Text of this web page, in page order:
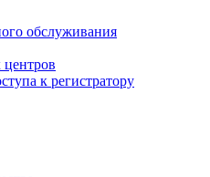
обслуживания
к регистратору